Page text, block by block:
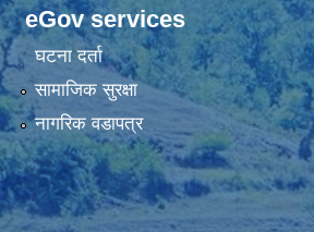
eGov services
घटना दर्ता
सामाजिक सुरक्षा
नागरिक वडापत्र